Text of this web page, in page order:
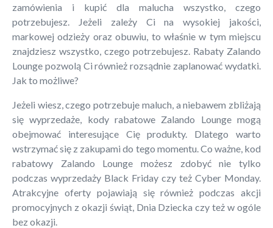
zamówienia i kupić dla malucha wszystko, czego
potrzebujesz. Jeżeli zależy Ci na wysokiej jakości,
markowej odzieży oraz obuwiu, to właśnie w tym miejscu
znajdziesz wszystko, czego potrzebujesz. Rabaty Zalando
Lounge pozwolą Ci również rozsądnie zaplanować wydatki.
Jak to możliwe?
Jeżeli wiesz, czego potrzebuje maluch, a niebawem zbliżają
się wyprzedaże, kody rabatowe Zalando Lounge mogą
obejmować interesujące Cię produkty. Dlatego warto
wstrzymać się z zakupami do tego momentu. Co ważne, kod
rabatowy Zalando Lounge możesz zdobyć nie tylko
podczas wyprzedaży Black Friday czy też Cyber Monday.
Atrakcyjne oferty pojawiają się również podczas akcji
promocyjnych z okazji świąt, Dnia Dziecka czy też w ogóle
bez okazji.